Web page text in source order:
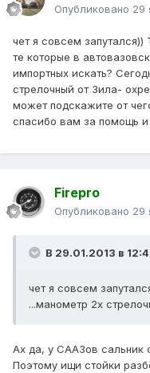
Опубликовано 29
чет я совсем запутался))
те которые в
импортных искать?
стрелочный от Зила-
может подскажите от
спасибо вам за помощь и
Firepro
Опубликовано 29
В 29.01.2013 в
чет я совсем
...манометр 2х
Ах да, у СААЗов сальник
Поэтому ищи стойки